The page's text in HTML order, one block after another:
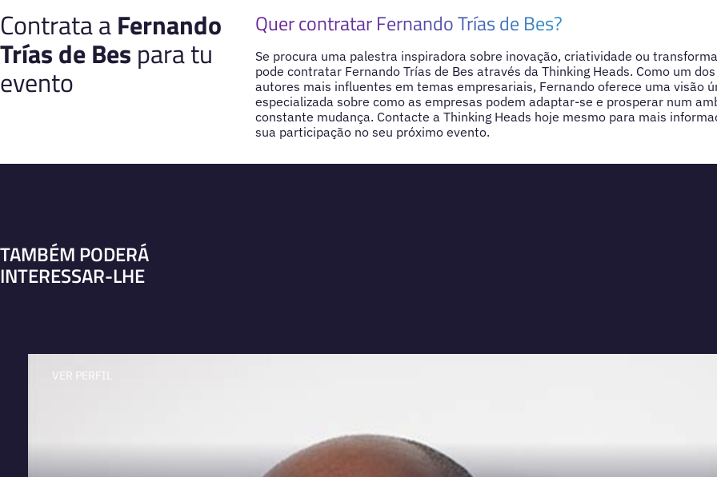
Contrata aFernando
Trías de Bes para tu
evento
Quer contratar Fernando Trías de Bes?
Se procura uma palestra inspiradora sobre inovação, criatividade ou
pode contratar Fernando Trías de Bes através da Thinking Heads. Como um
autores mais influentes em temas empresariais, Fernando oferece uma visão
especializada sobre como as empresas podem adaptar-se e prosperar num
constante mudança. Contacte a Thinking Heads hoje mesmo para mais
sua participação no seu próximo evento.
TAMBÉM PODERÁ
INTERESSAR-LHE
VER PERFIL